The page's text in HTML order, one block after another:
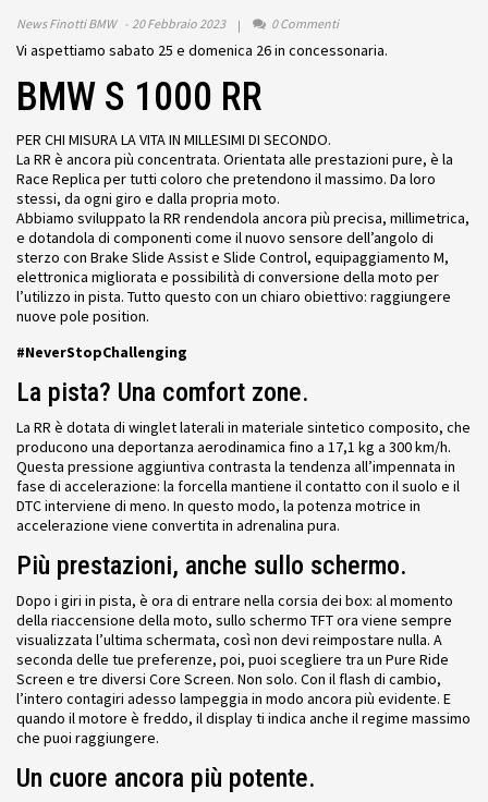
News Finotti BMW 20 Febbraio 2023 0 Commenti
Vi aspettiamo sabato 25 e domenica 26 in concessonaria.
BMW S 1000 RR
PER CHI MISURA LA VITA IN MILLESIMI DI SECONDO.
La RR è ancora più concentrata. Orientata alle prestazioni pure, è la
Race Replica per tutti coloro che pretendono il massimo. Da loro
stessi, da ogni giro e dalla propria moto.
Abbiamo sviluppato la RR rendendola ancora più precisa, millimetrica,
e dotandola di componenti come il nuovo sensore dell’angolo di
sterzo con Brake Slide Assist e Slide Control, equipaggiamento M,
elettronica migliorata e possibilità di conversione della moto per
l’utilizzo in pista. Tutto questo con un chiaro obiettivo: raggiungere
nuove pole position.
#NeverStopChallenging
La pista? Una comfort zone.
La RR è dotata di winglet laterali in materiale sintetico composito, che
producono una deportanza aerodinamica fino a 17,1 kg a 300 km/h.
Questa pressione aggiuntiva contrasta la tendenza all’impennata in
fase di accelerazione: la forcella mantiene il contatto con il suolo e il
DTC interviene di meno. In questo modo, la potenza motrice in
accelerazione viene convertita in adrenalina pura.
Più prestazioni, anche sullo schermo.
Dopo i giri in pista, è ora di entrare nella corsia dei box: al momento
della riaccensione della moto, sullo schermo TFT ora viene sempre
visualizzata l’ultima schermata, così non devi reimpostare nulla. A
seconda delle tue preferenze, poi, puoi scegliere tra un Pure Ride
Screen e tre diversi Core Screen. Non solo. Con il flash di cambio,
l’intero contagiri adesso lampeggia in modo ancora più evidente. E
quando il motore è freddo, il display ti indica anche il regime massimo
che puoi raggiungere.
Un cuore ancora più potente.